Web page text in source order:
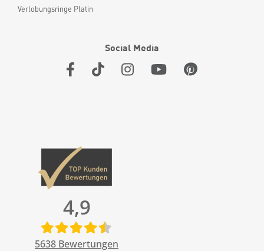
Verlobungsringe Platin
Social Media
4,9
5638 Bewertungen